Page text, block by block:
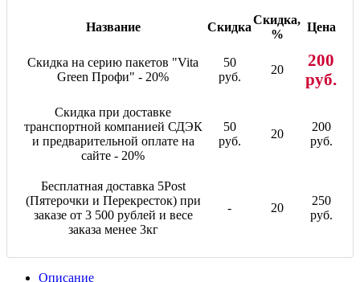
Название Скидка
Скидка,
%
Цена
Скидка на серию пакетов "Vita
Green Профи" - 20%
50
руб.
20
200
руб.
Скидка при доставке
транспортной компанией СДЭК
и предварительной оплате на
сайте - 20%
50
руб.
20
200
руб.
Бесплатная доставка 5Post
(Пятерочки и Перекресток) при
заказе от 3 500 рублей и весе
заказа менее 3кг
- 20
250
руб.
Описание